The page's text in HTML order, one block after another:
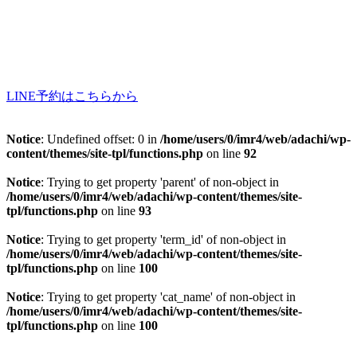
LINE予約はこちらから
Notice: Undefined offset: 0 in /home/users/0/imr4/web/adachi/wp-
content/themes/site-tpl/functions.php on line 92
Notice: Trying to get property 'parent' of non-object in
/home/users/0/imr4/web/adachi/wp-content/themes/site-
tpl/functions.php on line 93
Notice: Trying to get property 'term_id' of non-object in
/home/users/0/imr4/web/adachi/wp-content/themes/site-
tpl/functions.php on line 100
Notice: Trying to get property 'cat_name' of non-object in
/home/users/0/imr4/web/adachi/wp-content/themes/site-
tpl/functions.php on line 100